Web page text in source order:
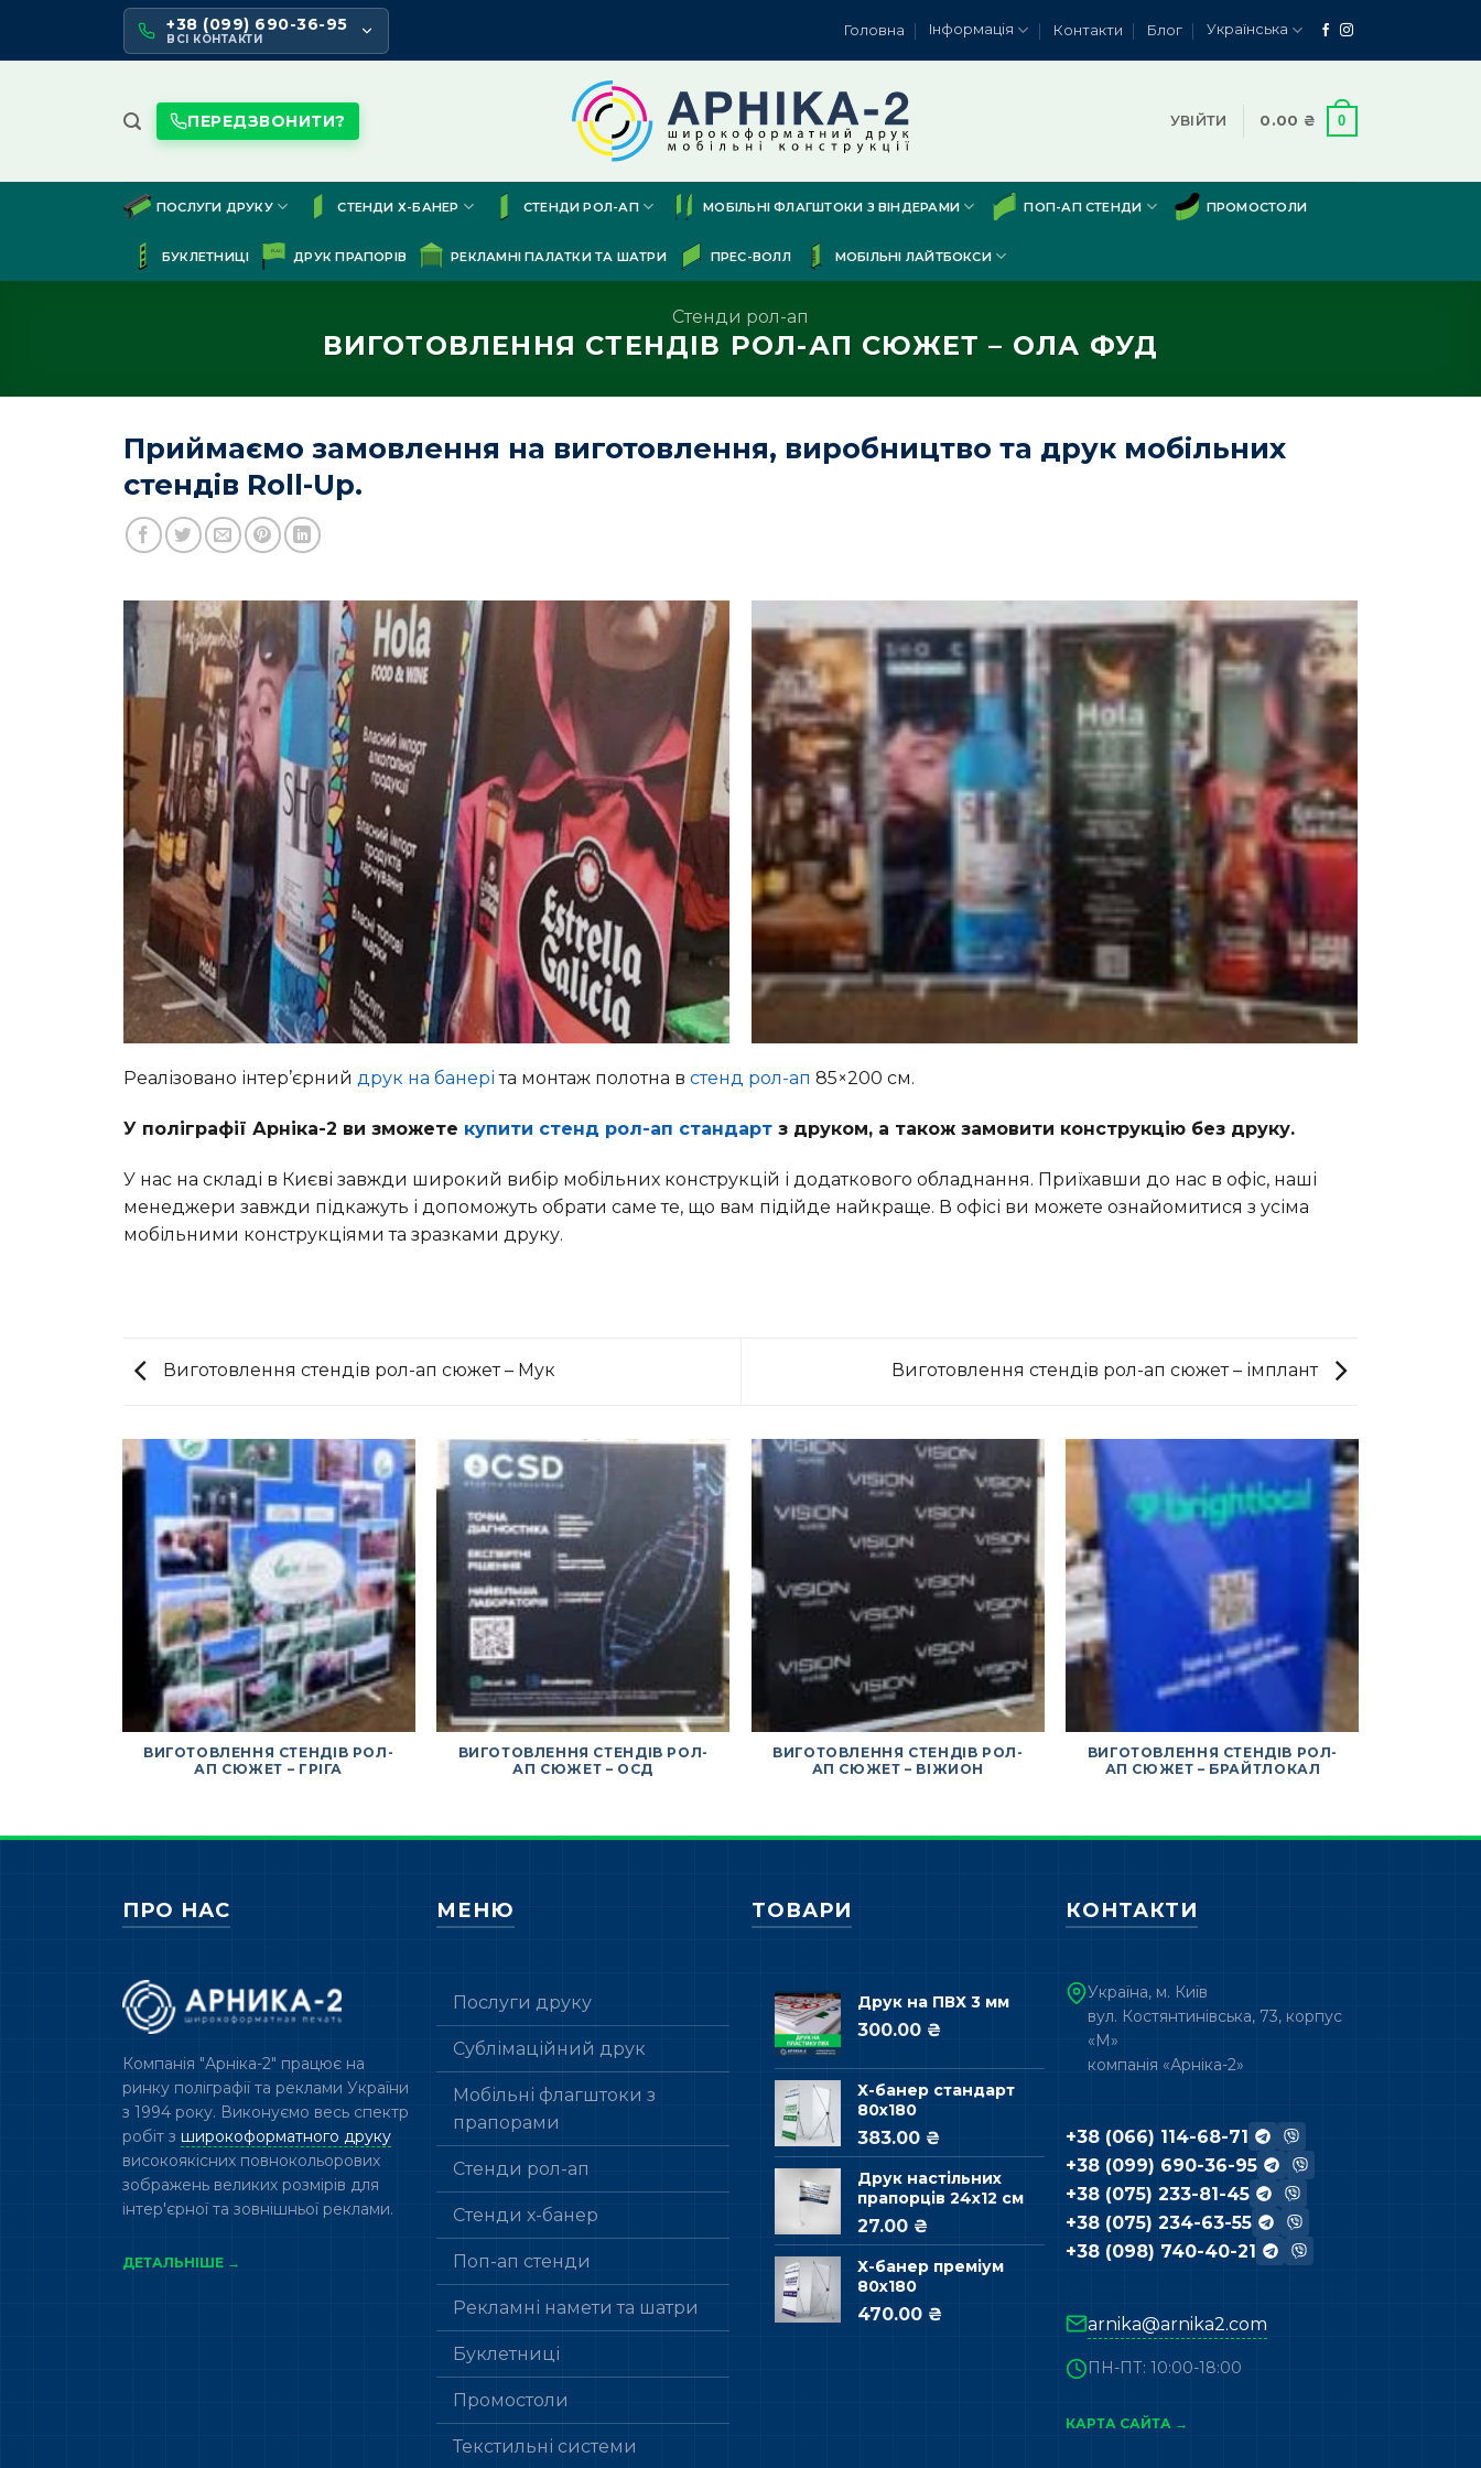
content
+38 (099) 690-36-95
ВСІ КОНТАКТИ
Головна Інформація Контакти Блог Українська
ПЕРЕДЗВОНИТИ? УВІЙТИ 0.00 ₴ 0
ПОСЛУГИ ДРУКУ СТЕНДИ Х-БАНЕР СТЕНДИ РОЛ-АП МОБІЛЬНІ ФЛАГШТОКИ З ВІНДЕРАМИ ПОП-АП СТЕНДИ ПРОМОСТОЛИ
БУКЛЕТНИЦІ ДРУК ПРАПОРІВ РЕКЛАМНІ ПАЛАТКИ ТА ШАТРИ ПРЕС-ВОЛЛ МОБІЛЬНІ ЛАЙТБОКСИ
Стенди рол-ап
ВИГОТОВЛЕННЯ СТЕНДІВ РОЛ-АП СЮЖЕТ – ОЛА ФУД
Приймаємо замовлення на виготовлення, виробництво та друк мобільних
стендів Roll-Up.
Реалізовано інтер’єрний друк на банері та монтаж полотна в стенд рол-ап 85×200 см.
У поліграфії Арніка-2 ви зможете купити стенд рол-ап стандарт з друком, а також замовити конструкцію без друку.
У нас на складі в Києві завжди широкий вибір мобільних конструкцій і додаткового обладнання. Приїхавши до нас в офіс, наші
менеджери завжди підкажуть і допоможуть обрати саме те, що вам підійде найкраще. В офісі ви можете ознайомитися з усіма
мобільними конструкціями та зразками друку.
Виготовлення стендів рол-ап сюжет – Мук Виготовлення стендів рол-ап сюжет – імплант
ВИГОТОВЛЕННЯ СТЕНДІВ РОЛ-
АП СЮЖЕТ – ГРІГА
ВИГОТОВЛЕННЯ СТЕНДІВ РОЛ-
АП СЮЖЕТ – ОСД
ВИГОТОВЛЕННЯ СТЕНДІВ РОЛ-
АП СЮЖЕТ – ВІЖИОН
ВИГОТОВЛЕННЯ СТЕНДІВ РОЛ-
АП СЮЖЕТ – БРАЙТЛОКАЛ
ПРО НАС
Компанія "Арніка-2" працює на
ринку поліграфії та реклами України
з 1994 року. Виконуємо весь спектр
робіт з широкоформатного друку
високоякісних повнокольорових
зображень великих розмірів для
інтер'єрної та зовнішньої реклами.
ДЕТАЛЬНІШЕ →
МЕНЮ
Послуги друку
Сублімаційний друк
Мобільні флагштоки з
прапорами
Стенди рол-ап
Стенди х-банер
Поп-ап стенди
Рекламні намети та шатри
Буклетниці
Промостоли
Текстильні системи
ТОВАРИ
Друк на ПВХ 3 мм
300.00 ₴
Х-банер стандарт
80х180
383.00 ₴
Друк настільних
прапорців 24х12 см
27.00 ₴
Х-банер преміум
80х180
470.00 ₴
КОНТАКТИ
Україна, м. Київ
вул. Костянтинівська, 73, корпус
«М»
компанія «Арніка-2»
+38 (066) 114-68-71
+38 (099) 690-36-95
+38 (075) 233-81-45
+38 (075) 234-63-55
+38 (098) 740-40-21
arnika@arnika2.com
ПН-ПТ: 10:00-18:00
КАРТА САЙТА →